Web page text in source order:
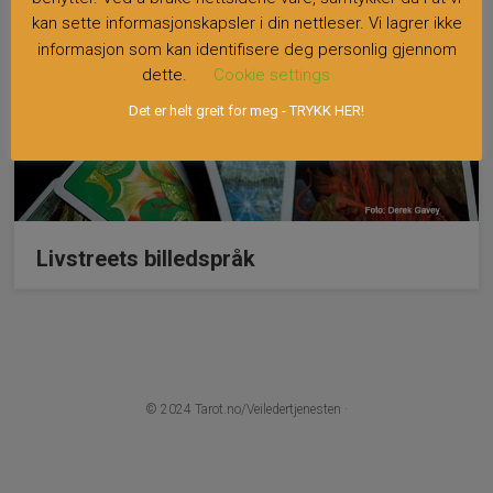
Livstreets billedspråk
© 2024 Tarot.no/Veiledertjenesten ·
kan sette informasjonskapsler i din nettleser. Vi lagrer ikke
informasjon som kan identifisere deg personlig gjennom
dette.
Cookie settings
Det er helt greit for meg - TRYKK HER!